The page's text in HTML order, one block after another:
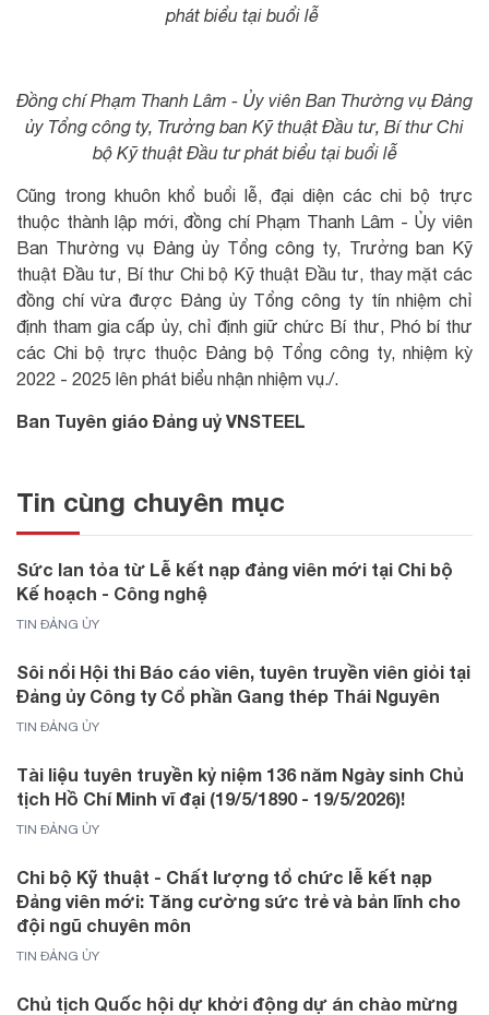
phát biểu tại buổi lễ
Đồng chí Phạm Thanh Lâm - Ủy viên Ban Thường vụ Đảng
ủy Tổng công ty, Trưởng ban Kỹ thuật Đầu tư, Bí thư Chi
bộ Kỹ thuật Đầu tư phát biểu tại buổi lễ
Cũng trong khuôn khổ buổi lễ, đại diện các chi bộ trực
thuộc thành lập mới, đồng chí Phạm Thanh Lâm - Ủy viên
Ban Thường vụ Đảng ủy Tổng công ty, Trưởng ban Kỹ
thuật Đầu tư, Bí thư Chi bộ Kỹ thuật Đầu tư, thay mặt các
đồng chí vừa được Đảng ủy Tổng công ty tín nhiệm chỉ
định tham gia cấp ủy, chỉ định giữ chức Bí thư, Phó bí thư
các Chi bộ trực thuộc Đảng bộ Tổng công ty, nhiệm kỳ
2022 - 2025 lên phát biểu nhận nhiệm vụ./.
Ban Tuyên giáo Đảng uỷ VNSTEEL
Tin cùng chuyên mục
Sức lan tỏa từ Lễ kết nạp đảng viên mới tại Chi bộ
Kế hoạch - Công nghệ
TIN ĐẢNG ỦY
Sôi nổi Hội thi Báo cáo viên, tuyên truyền viên giỏi tại
Đảng ủy Công ty Cổ phần Gang thép Thái Nguyên
TIN ĐẢNG ỦY
Tài liệu tuyên truyền kỷ niệm 136 năm Ngày sinh Chủ
tịch Hồ Chí Minh vĩ đại (19/5/1890 - 19/5/2026)!
TIN ĐẢNG ỦY
Chi bộ Kỹ thuật - Chất lượng tổ chức lễ kết nạp
Đảng viên mới: Tăng cường sức trẻ và bản lĩnh cho
đội ngũ chuyên môn
TIN ĐẢNG ỦY
Chủ tịch Quốc hội dự khởi động dự án chào mừng